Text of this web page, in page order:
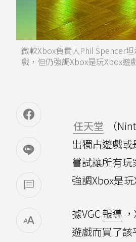
微軟Xbox負責人Phil Spencer
戲，但仍強調Xbox是玩Xbox遊
任天堂 （
出獨占遊戲或
嘗試讓所有
強調Xbox是
據VGC報導
遊戲而買了